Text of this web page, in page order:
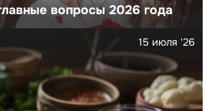
вопросы 2026 года
15 июля '26